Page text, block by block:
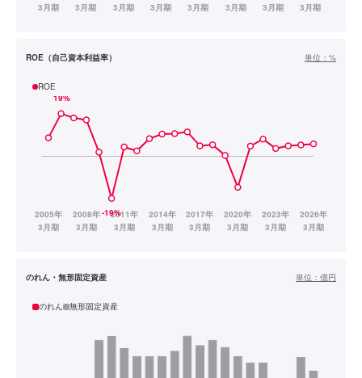
ROE（自己資本利益率） 単位： %
ROE
のれん・無形固定資産 単位： 億円
のれん 無形固定資産